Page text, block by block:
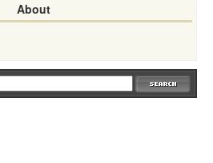
About